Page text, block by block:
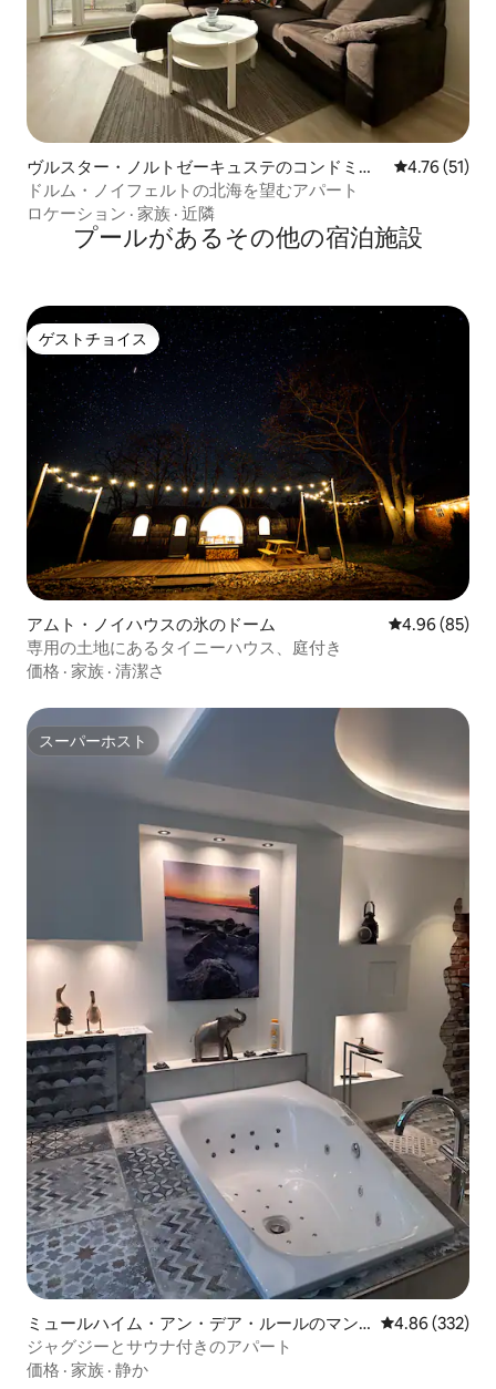
ヴルスター・ノルトゼーキュステのコンドミニ
アム
レビュー51
4.76 (51)
ドルム・ノイフェルトの北海を望むアパート
ロケーション · 家族 · 近隣
プールがあるその他の宿泊施設
ゲストチョイス
ゲストチョイス
アムト・ノイハウスの氷のドーム レビュー85
4.96 (85)
専用の土地にあるタイニーハウス、庭付き
価格 · 家族 · 清潔さ
スーパーホスト
スーパーホスト
ミュールハイム・アン・デア・ルールのマン
ション・アパート
レビュー332
4.86 (332)
ジャグジーとサウナ付きのアパート
価格 · 家族 · 静か